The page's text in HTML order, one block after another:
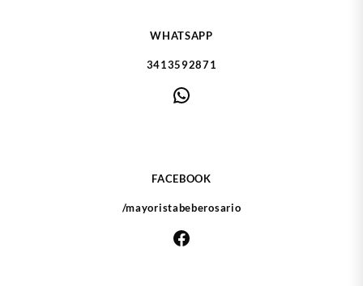
WHATSAPP
3413592871
WhatsApp
FACEBOOK
/mayoristabeberosario
Facebook